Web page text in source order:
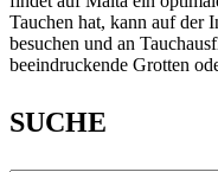
Tauchen hat, kann auf der
besuchen und an
beeindruckende Grotten
SUCHE